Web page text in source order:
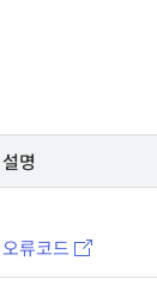
설명
류코드